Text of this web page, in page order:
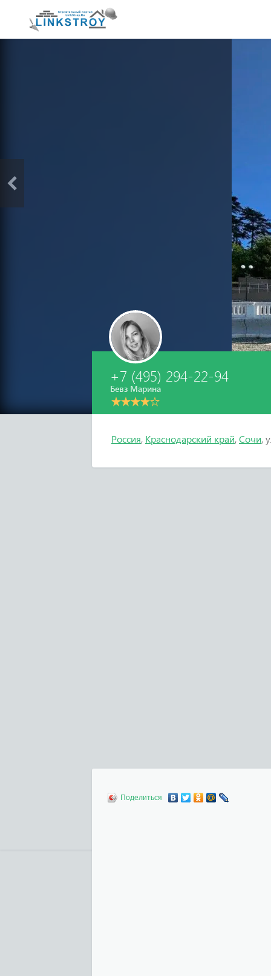
+7 (495) 294-22-94
Бевз Марина
Россия, Краснодарский край,Сочи,
Поделиться